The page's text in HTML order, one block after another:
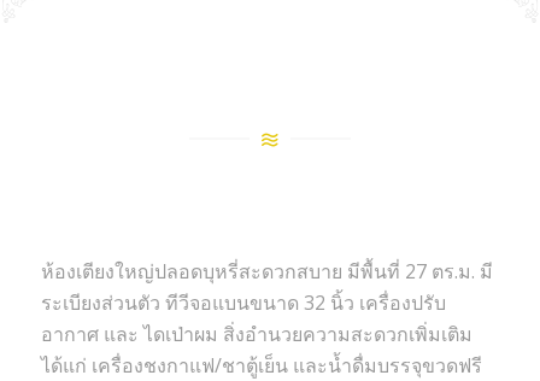
ห้องเตียงใหญ่ปลอดบุหรี่สะดวกสบาย มีพื้นที่ 27 ตร.ม. มี
ระเบียงส่วนตัว ทีวีจอแบนขนาด 32 นิ้ว เครื่องปรับ
อากาศ และ ไดเป่าผม สิ่งอำนวยความสะดวกเพิ่มเติม
ได้แก่ เครื่องชงกาแฟ/ชาตู้เย็น และน้ำดื่มบรรจุขวดฟรี